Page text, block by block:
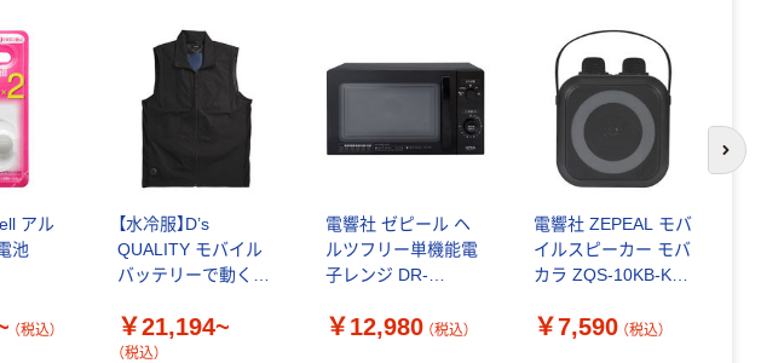
アル
池
（税込）
【水冷服】D’s
QUALITY モバイル
バッテリーで動く涼
￥21,194~
（税込）
電響社 ゼピール ヘ
ルツフリー単機能電
子レンジ DR-
￥12,980 （税込）
電響社 ZEPEAL モバ
イルスピーカー モバ
カラ ZQS-10KB-K 1
￥7,590 （税込）
次